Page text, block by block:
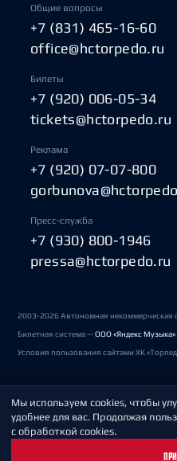
Общие вопросы
+7 (831) 465-16-60
office@hctorpedo.ru
Билеты
+7 (920) 006-05-34
tickets@hctorpedo.ru
Реклама
+7 (920) 07-07-800
Пресс-служба
+7 (930) 800-1946
pressa@hctorpedo.ru
2003-2026 Автономная некоммерческая
Билетная система —ООО «Яндекс Музыка»
Условия пользования сайтами ХК
Политика обработки персональных
Пользовательское соглашение
Мы используем cookies, чтобы
удобнее для вас. Продолжая
с обработкой cookies.